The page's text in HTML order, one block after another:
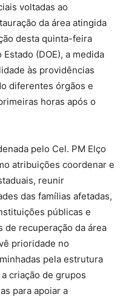
voltadas ao
da área atingida
desta quinta-feira
(DOE), a medida
às providências
diferentes órgãos e
horas após o
pelo Cel. PM Elço
atribuições coordenar e
reunir
das famílias afetadas,
públicas e
de recuperação da área
prioridade no
pela estrutura
criação de grupos
para apoiar a